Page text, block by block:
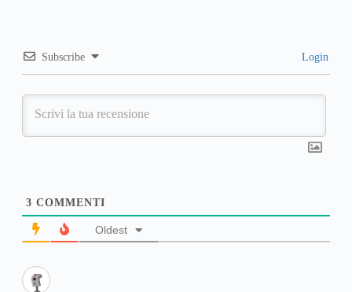
Subscribe Login
3 COMMENTI
Oldest